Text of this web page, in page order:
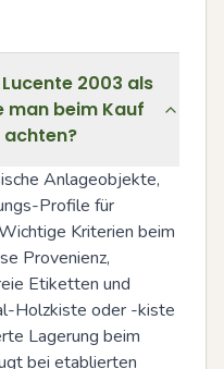
2003 als
man beim Kauf
Anlageobjekte,
Profile für
Kriterien beim
Provenienz,
Etiketten und
Holzkiste oder -kiste
Lagerung beim
bei etablierten